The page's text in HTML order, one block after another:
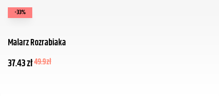
-33%
Malarz Rozrabiaka
37.43zł49.9zł